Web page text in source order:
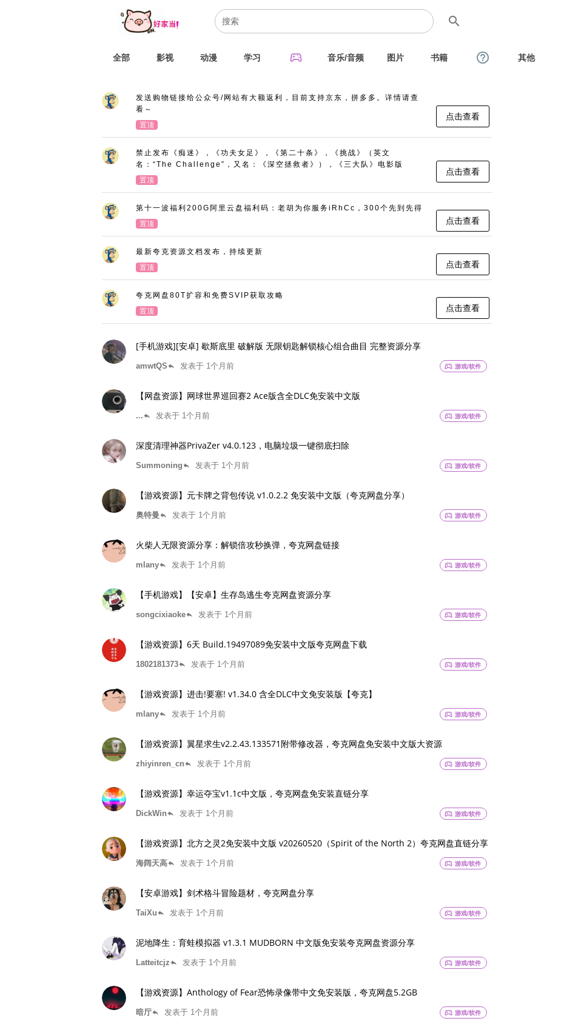
search
全部 影视 动漫 学习 sports_esports 音乐/音频 图片 书籍 help_outline 其他
发送购物链接给公众号/网站有大额返利，目前支持京东，拼多多。详情请查
看～
置顶
点击查看
禁止发布《痴迷》，《功夫女足》，《第二十条》，《挑战》（英文
名：“The Challenge”，又名：《深空拯救者》），《三大队》电影版
置顶
点击查看
第十一波福利200G阿里云盘福利码：老胡为你服务iRhCc，300个先到先得
置顶
点击查看
最新夸克资源文档发布，持续更新
置顶
点击查看
夸克网盘80T扩容和免费SVIP获取攻略
置顶
点击查看
[手机游戏][安卓] 歇斯底里 破解版 无限钥匙解锁核心组合曲目 完整资源分享
amwtQS reply 发表于 1个月前 sports_esports 游戏/软件
【网盘资源】网球世界巡回赛2 Ace版含全DLC免安装中文版
... reply 发表于 1个月前 sports_esports 游戏/软件
深度清理神器PrivaZer v4.0.123，电脑垃圾一键彻底扫除
Summoning reply 发表于 1个月前 sports_esports 游戏/软件
【游戏资源】元卡牌之背包传说 v1.0.2.2 免安装中文版（夸克网盘分享）
奥特曼 reply 发表于 1个月前 sports_esports 游戏/软件
火柴人无限资源分享：解锁倍攻秒换弹，夸克网盘链接
mlanyreply 发表于 1个月前 sports_esports 游戏/软件
【手机游戏】【安卓】生存岛逃生夸克网盘资源分享
songcixiaokereply 发表于 1个月前 sports_esports 游戏/软件
【游戏资源】6天 Build.19497089免安装中文版夸克网盘下载
1802181373reply 发表于 1个月前 sports_esports 游戏/软件
【游戏资源】进击!要塞! v1.34.0 含全DLC中文免安装版【夸克】
mlanyreply 发表于 1个月前 sports_esports 游戏/软件
【游戏资源】翼星求生v2.2.43.133571附带修改器，夸克网盘免安装中文版大资源
zhiyinren_cn reply 发表于 1个月前 sports_esports 游戏/软件
【游戏资源】幸运夺宝v1.1c中文版，夸克网盘免安装直链分享
DickWin reply 发表于 1个月前 sports_esports 游戏/软件
【游戏资源】北方之灵2免安装中文版 v20260520（Spirit of the North 2）夸克网盘直链分享
海阔天高reply 发表于 1个月前 sports_esports 游戏/软件
【安卓游戏】剑术格斗冒险题材，夸克网盘分享
TaiXu reply 发表于 1个月前 sports_esports 游戏/软件
泥地降生：育蛙模拟器 v1.3.1 MUDBORN 中文版免安装夸克网盘资源分享
Latteitcjz reply 发表于 1个月前 sports_esports 游戏/软件
【游戏资源】Anthology of Fear恐怖录像带中文免安装版，夸克网盘5.2GB
暗厅reply 发表于 1个月前 sports_esports 游戏/软件